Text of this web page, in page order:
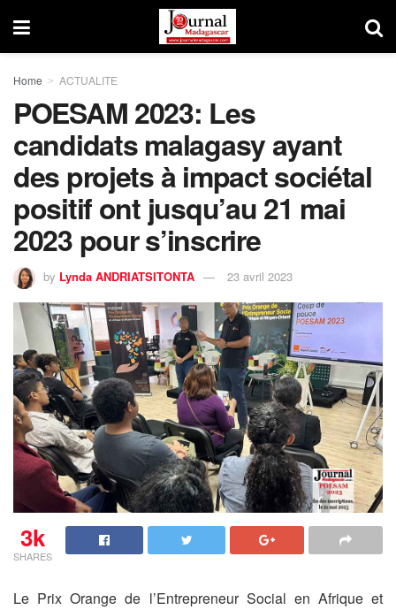
Home ACTUALITE
POESAM 2023: Les
candidats malagasy ayant
des projets à impact sociétal
positif ont jusqu’au 21 mai
2023 pour s’inscrire
by Lynda ANDRIATSITONTA 23 avril 2023
3k
SHARES
Le Prix Orange de l’Entrepreneur Social en Afrique et